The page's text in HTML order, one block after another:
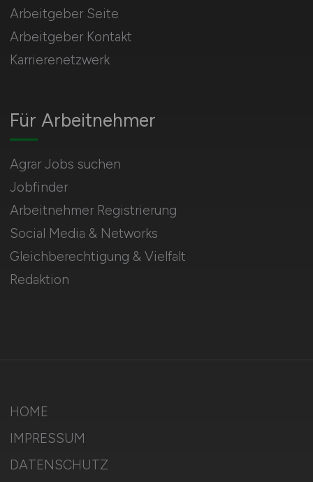
Für Arbeitnehmer
Agrar Jobs suchen
Jobfinder
Arbeitnehmer Registrierung
Social Media & Networks
Gleichberechtigung & Vielfalt
Redaktion
Arbeitgeber Seite
Arbeitgeber Kontakt
Karrierenetzwerk
HOME
IMPRESSUM
DATENSCHUTZ